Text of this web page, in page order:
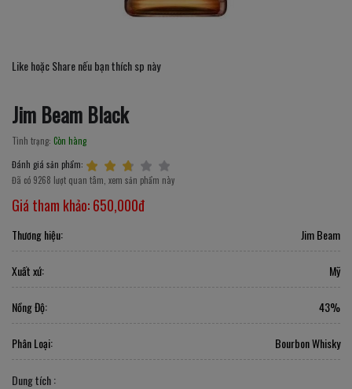
Like hoặc Share nếu bạn thích sp này
Jim Beam Black
Tình trạng: Còn hàng
Đánh giá sản phẩm:
Đã có 9268 lượt quan tâm, xem sản phẩm này
Giá tham khảo:650,000đ
Thương hiệu: Jim Beam
Xuất xứ: Mỹ
Nồng Độ: 43%
Phân Loại: Bourbon Whisky
Dung tích :